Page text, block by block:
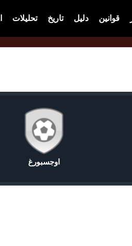
قوانين دليل تاريخ تحليلات
اوجسبورغ